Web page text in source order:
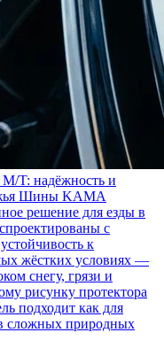
T: надёжность и
Шины KAMA
решение для езды в
с
к
жёстких условиях —
снегу, грязи и
рисунку протектора
подходит как для
сложных природных